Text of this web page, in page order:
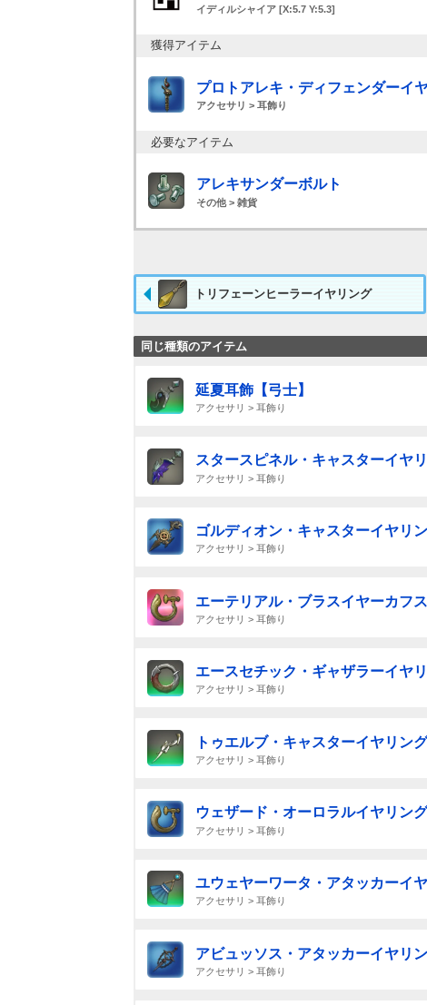
イディルシャイア [X:5.7 Y:5.3]
獲得アイテム
プロトアレキ・ディフェンダーイ
アクセサリ > 耳飾り
必要なアイテム
アレキサンダーボルト
その他 > 雑貨
トリフェーンヒーラーイヤリング
同じ種類のアイテム
延夏耳飾【弓士】
アクセサリ > 耳飾り
スタースピネル・キャスターイヤ
アクセサリ > 耳飾り
ゴルディオン・キャスターイヤリ
アクセサリ > 耳飾り
エーテリアル・ブラスイヤーカフス
アクセサリ > 耳飾り
エースセチック・ギャザラーイヤ
アクセサリ > 耳飾り
トゥエルブ・キャスターイヤリング
アクセサリ > 耳飾り
ウェザード・オーロラルイヤリング
アクセサリ > 耳飾り
ユウェヤーワータ・アタッカーイ
アクセサリ > 耳飾り
アビュッソス・アタッカーイヤリ
アクセサリ > 耳飾り